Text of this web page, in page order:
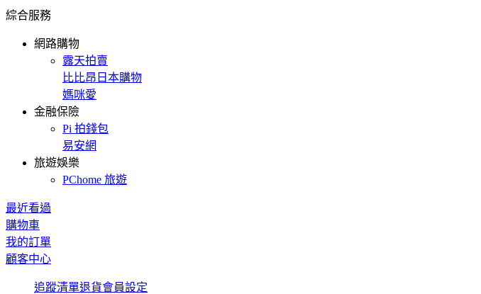
綜合服務
網路購物
露天拍賣
比比昂日本購物
媽咪愛
金融保險
Pi 拍錢包
易安網
旅遊娛樂
PChome 旅遊
最近看過
購物車
我的訂單
顧客中心
追蹤清單退貨會員設定